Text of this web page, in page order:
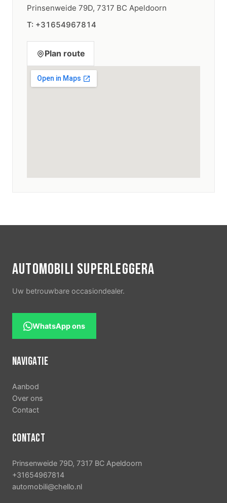
Prinsenweide 79D, 7317 BC Apeldoorn
T: +31654967814
Plan route
AUTOMOBILI SUPERLEGGERA
Uw betrouwbare occasiondealer.
WhatsApp ons
NAVIGATIE
Aanbod
Over ons
Contact
CONTACT
Prinsenweide 79D, 7317 BC Apeldoorn
+31654967814
automobili@chello.nl